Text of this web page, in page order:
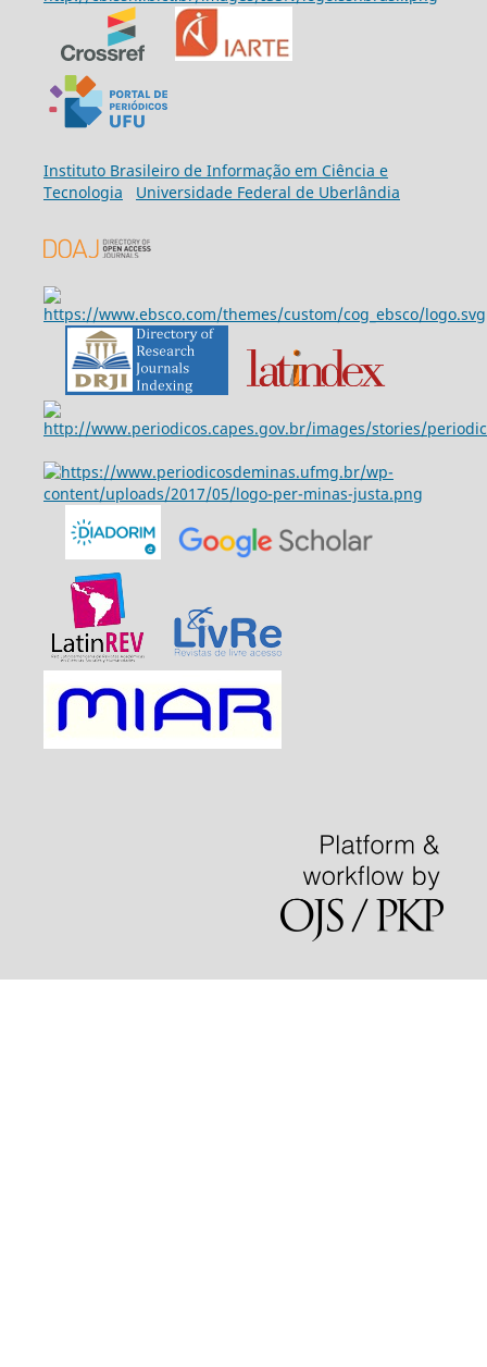
Instituto Brasileiro de Informação em Ciência e
Tecnologia
Universidade Federal de Uberlândia